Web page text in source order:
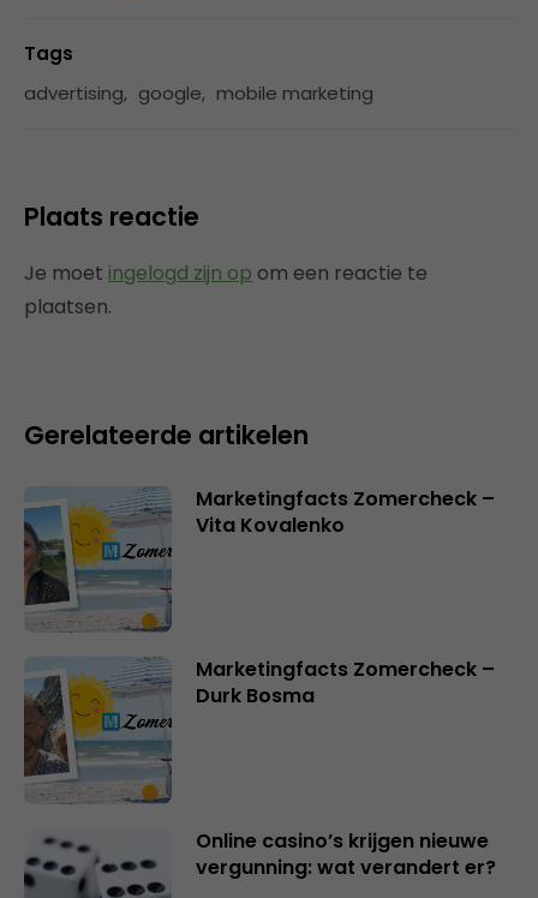
Tags
advertising, google, mobile marketing
Plaats reactie
Je moet ingelogd zijn op om een reactie te
plaatsen.
Gerelateerde artikelen
Marketingfacts Zomercheck –
Vita Kovalenko
Marketingfacts Zomercheck –
Durk Bosma
Online casino’s krijgen nieuwe
vergunning: wat verandert er?